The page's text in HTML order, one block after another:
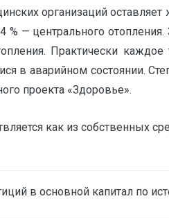
организаций
% — центрального
Практически
в аварийном состоянии.
проекта «Здоровье».
как из собственных
в основной капитал по